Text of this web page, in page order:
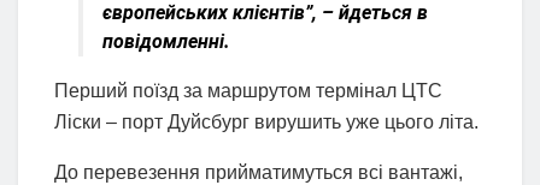
європейських клієнтів”, – йдеться в
повідомленні.
Перший поїзд за маршрутом термінал ЦТС
Ліски – порт Дуйсбург вирушить уже цього літа.
До перевезення прийматимуться всі вантажі,